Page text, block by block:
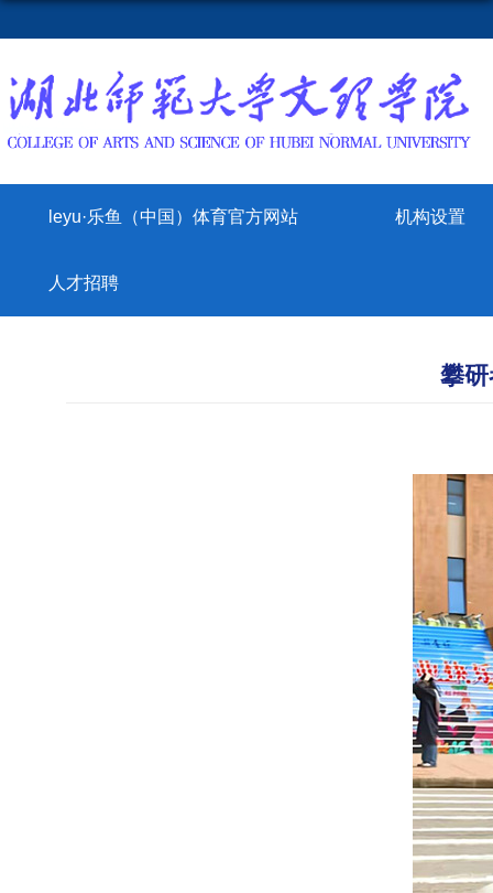
leyu·乐鱼（中国）体育官方网站 机构设置
人才招聘
攀